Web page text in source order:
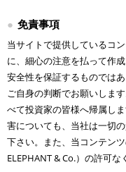
免責事項
当サイトで提供しているコ
に、細心の注意を払って作
安全性を保証するものでは
ご自身の判断でお願いしま
べて投資家の皆様へ帰属し
害についても、当社は一切
下さい。また、当コンテン
ELEPHANT & Co.）の許可な